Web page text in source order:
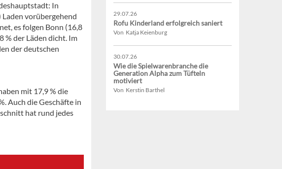
In
vorübergehend
es folgen Bonn (16,8
% der Läden dicht. Im
der deutschen
mit 17,9 % die
Auch die Geschäfte in
hat rund jedes
29.07.26
Rofu Kinderland erfolgreich saniert
Von Katja Keienburg
30.07.26
Wie die Spielwarenbranche die
Generation Alpha zum Tüfteln
motiviert
Von Kerstin Barthel